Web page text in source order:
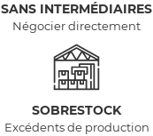
SANS INTERMÉDIAIRES
Négocier directement
SOBRESTOCK
Excédents de production